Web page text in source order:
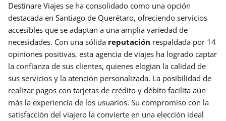
Destinare Viajes se ha consolidado como una opción
destacada en Santiago de Querétaro, ofreciendo servicios
accesibles que se adaptan a una amplia variedad de
necesidades. Con una sólida reputación respaldada por 14
opiniones positivas, esta agencia de viajes ha logrado captar
la confianza de sus clientes, quienes elogian la calidad de
sus servicios y la atención personalizada. La posibilidad de
realizar pagos con tarjetas de crédito y débito facilita aún
más la experiencia de los usuarios. Su compromiso con la
satisfacción del viajero la convierte en una elección ideal